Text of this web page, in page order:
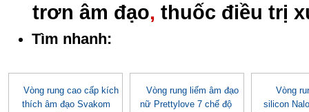
trơn âm đạo, thuốc điều trị
Tìm nhanh:
Vòng rung cao cấp kích
thích âm đạo Svakom
Vòng rung liếm âm đạo
nữ Prettylove 7 chế độ
Vòng
silicon